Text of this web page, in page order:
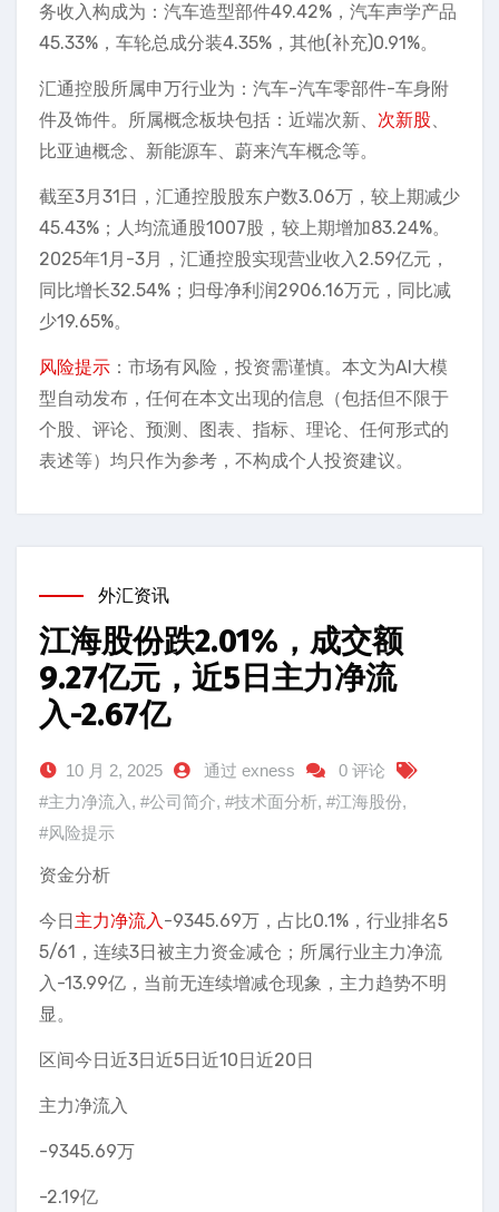
务收入构成为：汽车造型部件49.42%，汽车声学产品
45.33%，车轮总成分装4.35%，其他(补充)0.91%。
汇通控股所属申万行业为：汽车-汽车零部件-车身附
件及饰件。所属概念板块包括：近端次新、 次新股、
比亚迪概念、新能源车、蔚来汽车概念等。
截至3月31日，汇通控股股东户数3.06万，较上期减少
45.43%；人均流通股1007股，较上期增加83.24%。
2025年1月-3月，汇通控股实现营业收入2.59亿元，
同比增长32.54%；归母净利润2906.16万元，同比减
少19.65%。
风险提示 ：市场有风险，投资需谨慎。本文为AI大模
型自动发布，任何在本文出现的信息（包括但不限于
个股、评论、预测、图表、指标、理论、任何形式的
表述等）均只作为参考，不构成个人投资建议。
外汇资讯
江海股份跌2.01%，成交额
9.27亿元，近5日主力净流
入-2.67亿
10 月 2, 2025 通过 exness
0 评论
#主力净流入 , #公司简介, #技术面分析, #江海股份,
#风险提示
资金分析
今日 主力净流入-9345.69万，占比0.1%，行业排名5
5/61，连续3日被主力资金减仓；所属行业主力净流
入-13.99亿，当前无连续增减仓现象，主力趋势不明
显。
区间今日近3日近5日近10日近20日
主力净流入
-9345.69万
-2.19亿